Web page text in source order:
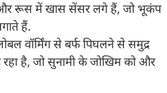
और रूस में खास सेंसर लगे हैं, जो भूकंप
हैं.
वॉर्मिंग से बर्फ पिघलने से समुद्र
है, जो सुनामी के जोखिम को और